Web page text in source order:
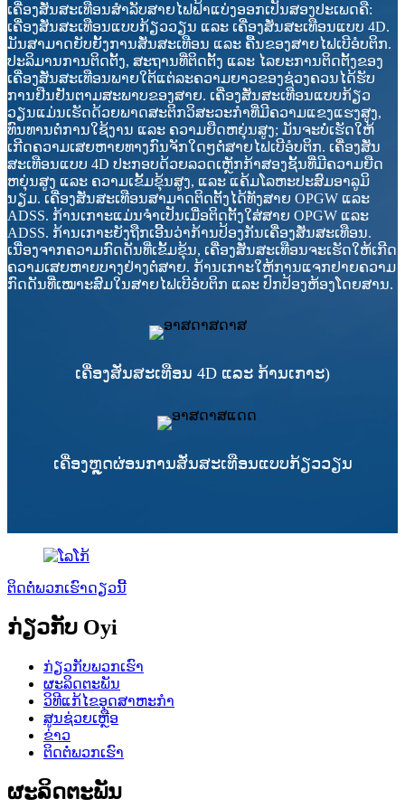
ເຄື່ອງສັ່ນສະເທືອນສຳລັບສາຍໄຟຟ້າແບ່ງອອກເປັນສອງປະເພດຄື:
ເຄື່ອງສັ່ນສະເທືອນແບບກ້ຽວວຽນ ແລະ ເຄື່ອງສັ່ນສະເທືອນແບບ 4D.
ມັນສາມາດຍັບຍັ້ງການສັ່ນສະເທືອນ ແລະ ຄື້ນຂອງສາຍໄຟເບີອໍບຕິກ.
ປະລິມານການຕິດຕັ້ງ, ສະຖານທີ່ຕິດຕັ້ງ ແລະ ໄລຍະການຕິດຕັ້ງຂອງ
ເຄື່ອງສັ່ນສະເທືອນພາຍໃຕ້ແຕ່ລະຄວາມຍາວຂອງຊ່ວງຄວນໄດ້ຮັບ
ການຢືນຢັນຕາມສະພາບຂອງສາຍ. ເຄື່ອງສັ່ນສະເທືອນແບບກ້ຽວ
ວຽນແມ່ນເຮັດດ້ວຍພາດສະຕິກວິສະວະກຳທີ່ມີຄວາມແຂງແຮງສູງ,
ທົນທານຕໍ່ການໃຊ້ງານ ແລະ ຄວາມຍືດຫຍຸ່ນສູງ; ມັນຈະບໍ່ເຮັດໃຫ້
ເກີດຄວາມເສຍຫາຍທາງກົນຈັກໃດໆຕໍ່ສາຍໄຟເບີອໍບຕິກ. ເຄື່ອງສັ່ນ
ສະເທືອນແບບ 4D ປະກອບດ້ວຍລວດເຫຼັກກ້າສອງຊັ້ນທີ່ມີຄວາມຍືດ
ຫຍຸ່ນສູງ ແລະ ຄວາມເຂັ້ມຂຸ້ນສູງ, ແລະ ແຄ້ມໂລຫະປະສົມອາລູມິ
ນຽມ. ເຄື່ອງສັ່ນສະເທືອນສາມາດຕິດຕັ້ງໄດ້ທັງສາຍ OPGW ແລະ
ADSS. ກ້ານເກາະແມ່ນຈຳເປັນເມື່ອຕິດຕັ້ງໃສ່ສາຍ OPGW ແລະ
ADSS. ກ້ານເກາະຍັງຖືກເອີ້ນວ່າກ້ານປ້ອງກັນເຄື່ອງສັ່ນສະເທືອນ.
ເນື່ອງຈາກຄວາມກົດດັນທີ່ເຂັ້ມຂຸ້ນ, ເຄື່ອງສັ່ນສະເທືອນຈະເຮັດໃຫ້ເກີດ
ຄວາມເສຍຫາຍບາງຢ່າງຕໍ່ສາຍ. ກ້ານເກາະໃຫ້ການແຈກຢາຍຄວາມ
ກົດດັນທີ່ເໝາະສົມໃນສາຍໄຟເບີອໍບຕິກ ແລະ ປົກປ້ອງຫ້ອງໂດຍສານ.
ເຄື່ອງສັ່ນສະເທືອນ 4D ແລະ ກ້ານເກາະ)
ເຄື່ອງຫຼຸດຜ່ອນການສັ່ນສະເທືອນແບບກ້ຽວວຽນ
ຕິດຕໍ່ພວກເຮົາດຽວນີ້
ກ່ຽວກັບ Oyi
ກ່ຽວກັບພວກເຮົາ
ຜະລິດຕະພັນ
ວິທີແກ້ໄຂອຸດສາຫະກໍາ
ສູນຊ່ວຍເຫຼືອ
ຂ່າວ
ຕິດຕໍ່ພວກເຮົາ
ຜະລິດຕະພັນ